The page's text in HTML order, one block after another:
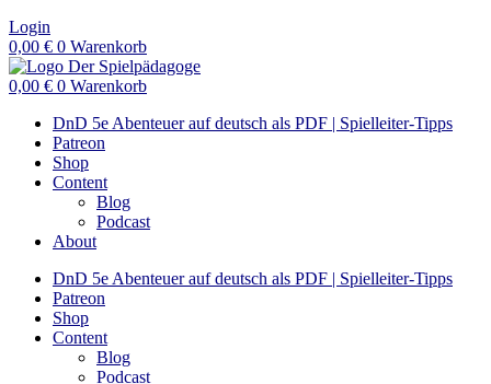
Login
0,00 € 0 Warenkorb
0,00 € 0 Warenkorb
DnD 5e Abenteuer auf deutsch als PDF | Spielleiter-Tipps
Patreon
Shop
Content
Blog
Podcast
About
DnD 5e Abenteuer auf deutsch als PDF | Spielleiter-Tipps
Patreon
Shop
Content
Blog
Podcast